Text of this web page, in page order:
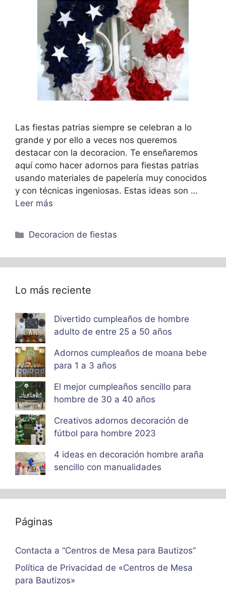
Las fiestas patrias siempre se celebran a lo
grande y por ello a veces nos queremos
destacar con la decoracion. Te enseñaremos
aquí como hacer adornos para fiestas patrias
usando materiales de papelería muy conocidos
y con técnicas ingeniosas. Estas ideas son …
Leer más
Categorías
Decoracion de fiestas
Lo más reciente
Divertido cumpleaños de hombre
adulto de entre 25 a 50 años
Adornos cumpleaños de moana bebe
para 1 a 3 años
El mejor cumpleaños sencillo para
hombre de 30 a 40 años
Creativos adornos decoración de
fútbol para hombre 2023
4 ideas en decoración hombre araña
sencillo con manualidades
Páginas
Contacta a “Centros de Mesa para Bautizos”
Política de Privacidad de «Centros de Mesa
para Bautizos»